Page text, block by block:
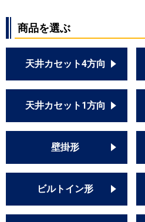
商品を選ぶ
天井カセット4方向
天井カセット1方向
壁掛形
ビルトイン形